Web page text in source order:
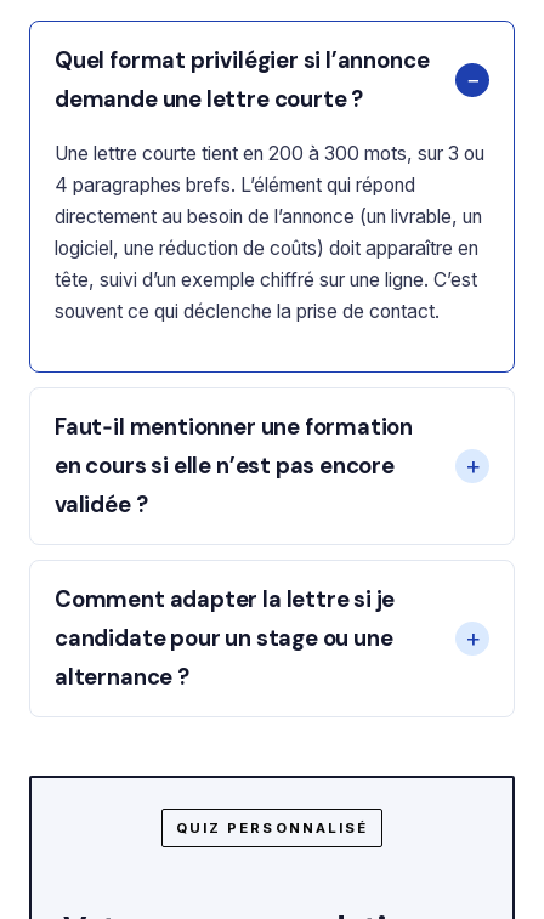
Quel format privilégier si l’annonce
demande une lettre courte ?
Une lettre courte tient en 200 à 300 mots, sur 3 ou
4 paragraphes brefs. L’élément qui répond
directement au besoin de l’annonce (un livrable, un
logiciel, une réduction de coûts) doit apparaître en
tête, suivi d’un exemple chiffré sur une ligne. C’est
souvent ce qui déclenche la prise de contact.
Faut‑il mentionner une formation
en cours si elle n’est pas encore
validée ?
Comment adapter la lettre si je
candidate pour un stage ou une
alternance ?
QUIZ PERSONNALISÉ